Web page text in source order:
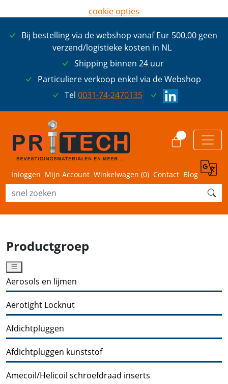
Bij bestelling via de webshop vanaf Eur 500,00 geen
verzend/logistieke kosten in NL
Shipping binnen 24 uur
Particuliere verkoop enkel via de Webshop
Tel 0031-74-2470135
Inloggen Mijn Account Winkelwagen (0) Contact Blog
Productgroep
Aerosols en lijmen
Aerotight Locknut
Afdichtpluggen
Afdichtpluggen kunststof
Amecoil/Helicoil schroefdraad inserts
cookie opties
ik ga akkoord met cookies